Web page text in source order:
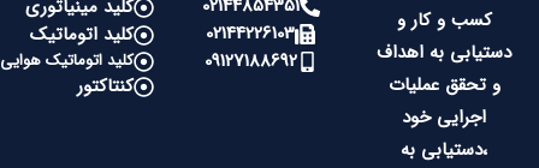
کسب و کار و
دستیابی به اهداف
و تحقق عملیات
اجرایی خود
،دستیابی به
02144854351
02144226103
09127188692
کلید مینیاتوری
کلید اتوماتیک
کلید اتوماتیک هوایی
کنتاکتور